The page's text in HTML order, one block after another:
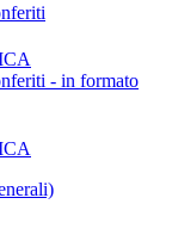
- in formato